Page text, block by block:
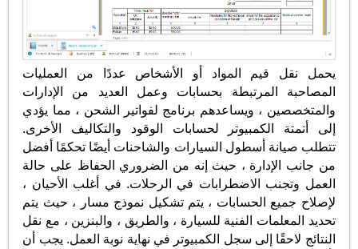
يحمل نقل قيم المواد أو الأشخاص عددًا من العمليات
المصاحبة المرتبطة بحسابات وعمل العديد من الإدارات
والمتخصصين ، ويساعدهم برنامج لفواتير الشحن ، مما يؤدي
إلى أتمتة الكمبيوتر لحسابات الوقود والتكاليف الأخرى.
تتطلب صيانة أسطول السيارات والشاحنات أيضًا تحكمًا أفضل
من جانب الإدارة ، حيث إنه من الضروري الحفاظ على حالة
العمل وتجنب الاضطرابات في الرحلات. في أغلب الأحيان ،
لإصلاح جميع الحسابات ، يتم تشكيل نموذج مسار ، حيث يتم
تحديد المعلمات الفنية للسيارة ، والطريق ، والبنزين ، مع نقل
النتائج لاحقًا إلى سجل الكمبيوتر في نهاية نوبة العمل. يجب أن